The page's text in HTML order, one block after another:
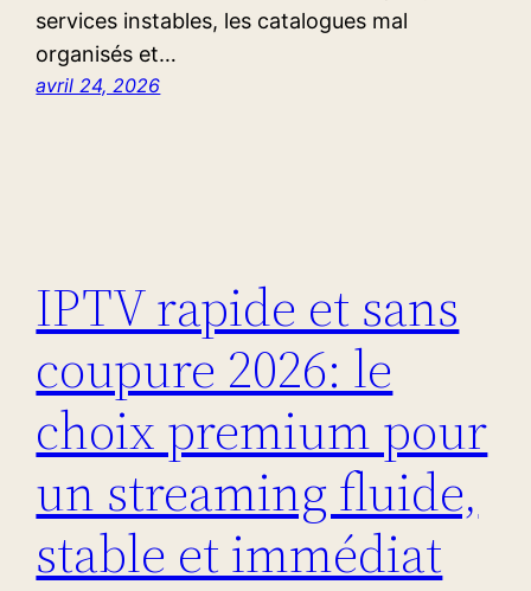
services instables, les catalogues mal
organisés et…
avril 24, 2026
IPTV rapide et sans
coupure 2026: le
choix premium pour
un streaming fluide,
stable et immédiat